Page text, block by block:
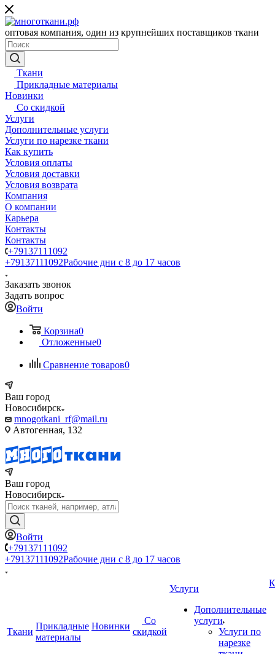
оптовая компания, один из крупнейших поставщиков ткани
Ткани
Прикладные материалы
Новинки
Со скидкой
Услуги
Дополнительные услуги
Услуги по нарезке ткани
Как купить
Условия оплаты
Условия доставки
Условия возврата
Компания
О компании
Карьера
Контакты
Контакты
+79137111092
+79137111092Рабочие дни с 8 до 17 часов
Заказать звонок
Задать вопрос
Войти
Корзина0
Отложенные0
Сравнение товаров0
Ваш город
Новосибирск
mnogotkani_rf@mail.ru
Автогенная, 132
Ваш город
Новосибирск
Войти
+79137111092
+79137111092Рабочие дни с 8 до 17 часов
Ткани
Прикладные
материалы
Новинки
Со
скидкой
Услуги
Дополнительные
услуги
Услуги по
нарезке